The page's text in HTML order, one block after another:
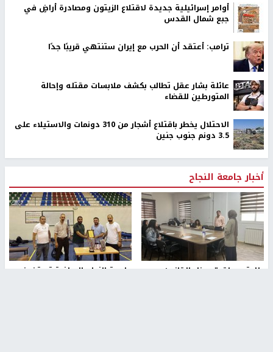
أوامر إسرائيلية جديدة لاقتلاع الزيتون ومصادرة أراضٍ في
جبع شمال القدس
ترامب: أعتقد أن الحرب مع إيران ستنتهي قريبًا جدًا
عائلة بشار عقل تطالب بكشف ملابسات مقتله وإحالة
المتورطين للقضاء
الاحتلال يخطر باقتلاع أشجار من 310 دونمات والاستيلاء على
3.5 دونم جنوب جنين
أخبار جامعة النجاح
طلبة مساق "مدخل للقانون جامعة النجاح الوطنية تستضيف